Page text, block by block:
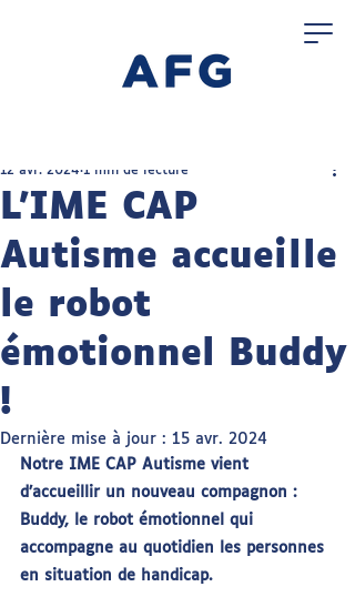
L’IME CAP
Autisme accueille
le robot
émotionnel Buddy
!
12 avr. 2024 1 min de lecture
Dernière mise à jour : 15 avr. 2024
Notre IME CAP Autisme vient
d’accueillir un nouveau compagnon :
Buddy, le robot émotionnel qui
accompagne au quotidien les personnes
en situation de handicap.